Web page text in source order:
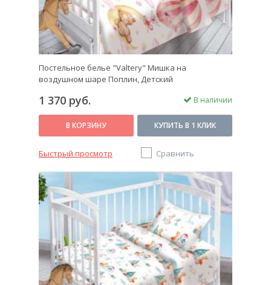
Постельное белье "Valtery" Мишка на
воздушном шаре Поплин, Детский
1 370 руб. В наличии
В КОРЗИНУ КУПИТЬ В 1 КЛИК
Быстрый просмотр Сравнить